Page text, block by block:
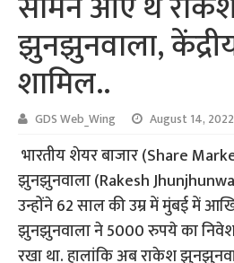
झुनझुनवाला,
शामिल..
GDS Web_Wing August 14, 2022
भारतीय शेयर बाजार (Share
झुनझुनवाला (Rakesh
उन्होंने 62 साल की उम्र में मुंबई में
झुनझुनवाला ने 5000 रुपये का
रखा था. हालांकि अब राकेश